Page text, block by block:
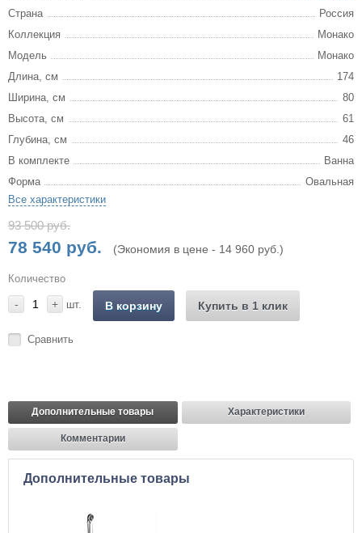
Страна
Россия
Коллекция
Монако
Модель
Монако
Длина, см
174
Ширина, см
80
Высота, см
61
Глубина, см
46
В комплекте
Ванна
Форма
Овальная
Все характеристики
93 500 руб.
78 540 руб. (Экономия в цене - 14 960 руб.)
Количество
- + шт. В корзину Купить в 1 клик
Сравнить
Дополнительные товары Характеристики
Комментарии
Дополнительные товары